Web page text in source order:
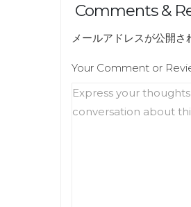
Comments &
メールアドレスが公開さ
Your Comment or